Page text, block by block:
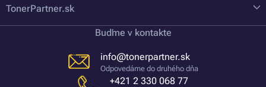
TonerPartner.sk
Buďme v kontakte
info@tonerpartner.sk
Odpovedáme do druhého dňa
+421 2 330 068 77